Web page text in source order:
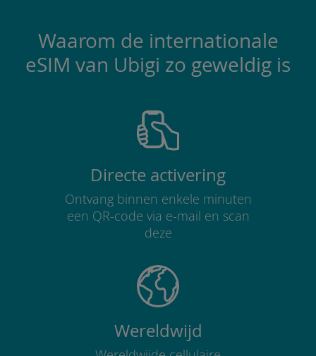
Waarom de internationale
eSIM van Ubigi zo geweldig is
Directe activering
Ontvang binnen enkele minuten
een QR-code via e-mail en scan
deze
Wereldwijd